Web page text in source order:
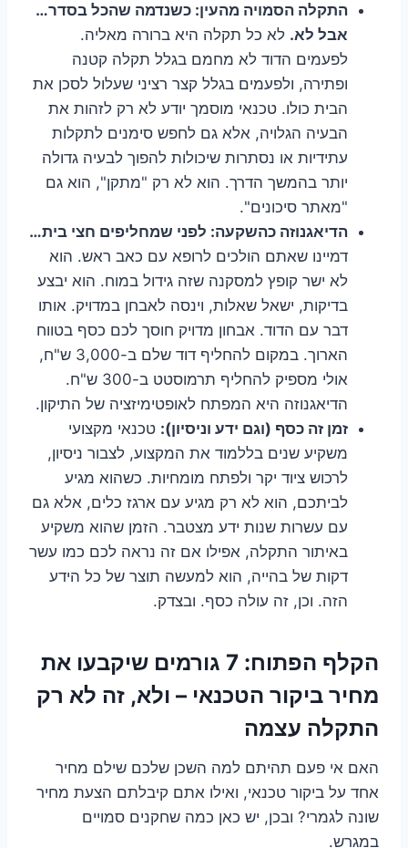
התקלה הסמויה מהעין: כשנדמה שהכל בסדר…
אבל לא. לא כל תקלה היא ברורה מאליה.
לפעמים הדוד לא מחמם בגלל תקלה קטנה
ופתירה, ולפעמים בגלל קצר רציני שעלול לסכן את
הבית כולו. טכנאי מוסמך יודע לא רק לזהות את
הבעיה הגלויה, אלא גם לחפש סימנים לתקלות
עתידיות או נסתרות שיכולות להפוך לבעיה גדולה
יותר בהמשך הדרך. הוא לא רק "מתקן", הוא גם
"מאתר סיכונים".
הדיאגנוזה כהשקעה: לפני שמחליפים חצי בית…
דמיינו שאתם הולכים לרופא עם כאב ראש. הוא
לא ישר קופץ למסקנה שזה גידול במוח. הוא יבצע
בדיקות, ישאל שאלות, וינסה לאבחן במדויק. אותו
דבר עם הדוד. אבחון מדויק חוסך לכם כסף בטווח
הארוך. במקום להחליף דוד שלם ב-3,000 ש"ח,
אולי מספיק להחליף תרמוסטט ב-300 ש"ח.
הדיאגנוזה היא המפתח לאופטימיזציה של התיקון.
זמן זה כסף (וגם ידע וניסיון): טכנאי מקצועי
משקיע שנים בללמוד את המקצוע, לצבור ניסיון,
לרכוש ציוד יקר ולפתח מומחיות. כשהוא מגיע
לביתכם, הוא לא רק מגיע עם ארגז כלים, אלא גם
עם עשרות שנות ידע מצטבר. הזמן שהוא משקיע
באיתור התקלה, אפילו אם זה נראה לכם כמו עשר
דקות של בהייה, הוא למעשה תוצר של כל הידע
הזה. וכן, זה עולה כסף. ובצדק.
הקלף הפתוח: 7 גורמים שיקבעו את
מחיר ביקור הטכנאי – ולא, זה לא רק
התקלה עצמה
האם אי פעם תהיתם למה השכן שלכם שילם מחיר
אחד על ביקור טכנאי, ואילו אתם קיבלתם הצעת מחיר
שונה לגמרי? ובכן, יש כאן כמה שחקנים סמויים
במגרש.